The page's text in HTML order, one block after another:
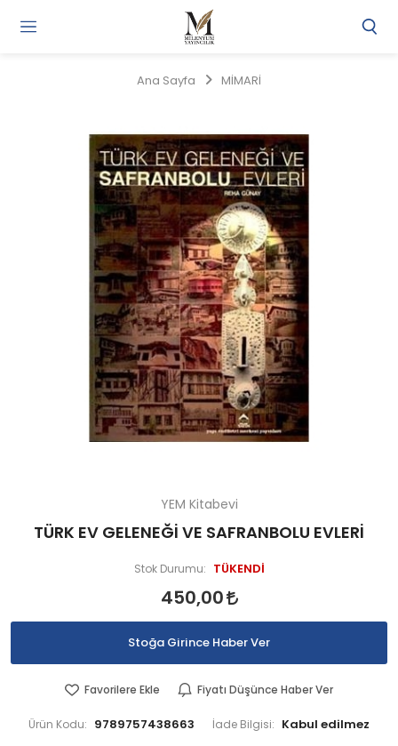
Ana Sayfa MİMARİ
YEM Kitabevi
TÜRK EV GELENEĞİ VE SAFRANBOLU EVLERİ
Stok Durumu: TÜKENDİ
450,00
Stoğa Girince Haber Ver
Favorilere Ekle Fiyatı Düşünce Haber Ver
Ürün Kodu: 9789757438663 İade Bilgisi: